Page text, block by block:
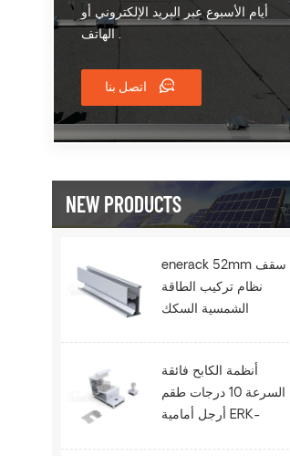
أيام الأسبوع عبر البريد الإلكتروني أو
الهاتف .
اتصل بنا
NEW PRODUCTS
enerack 52mm سقف
نظام تركيب الطاقة
الشمسية السكك
أنظمة الكابح فائقة
السرعة 10 درجات طقم
أرجل أمامية ERK-